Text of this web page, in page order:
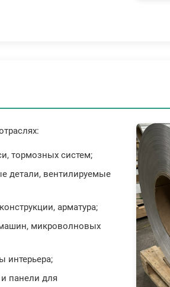
тормозных систем;
детали, вентилируемые
арматура;
микроволновых
интерьера;
панели для